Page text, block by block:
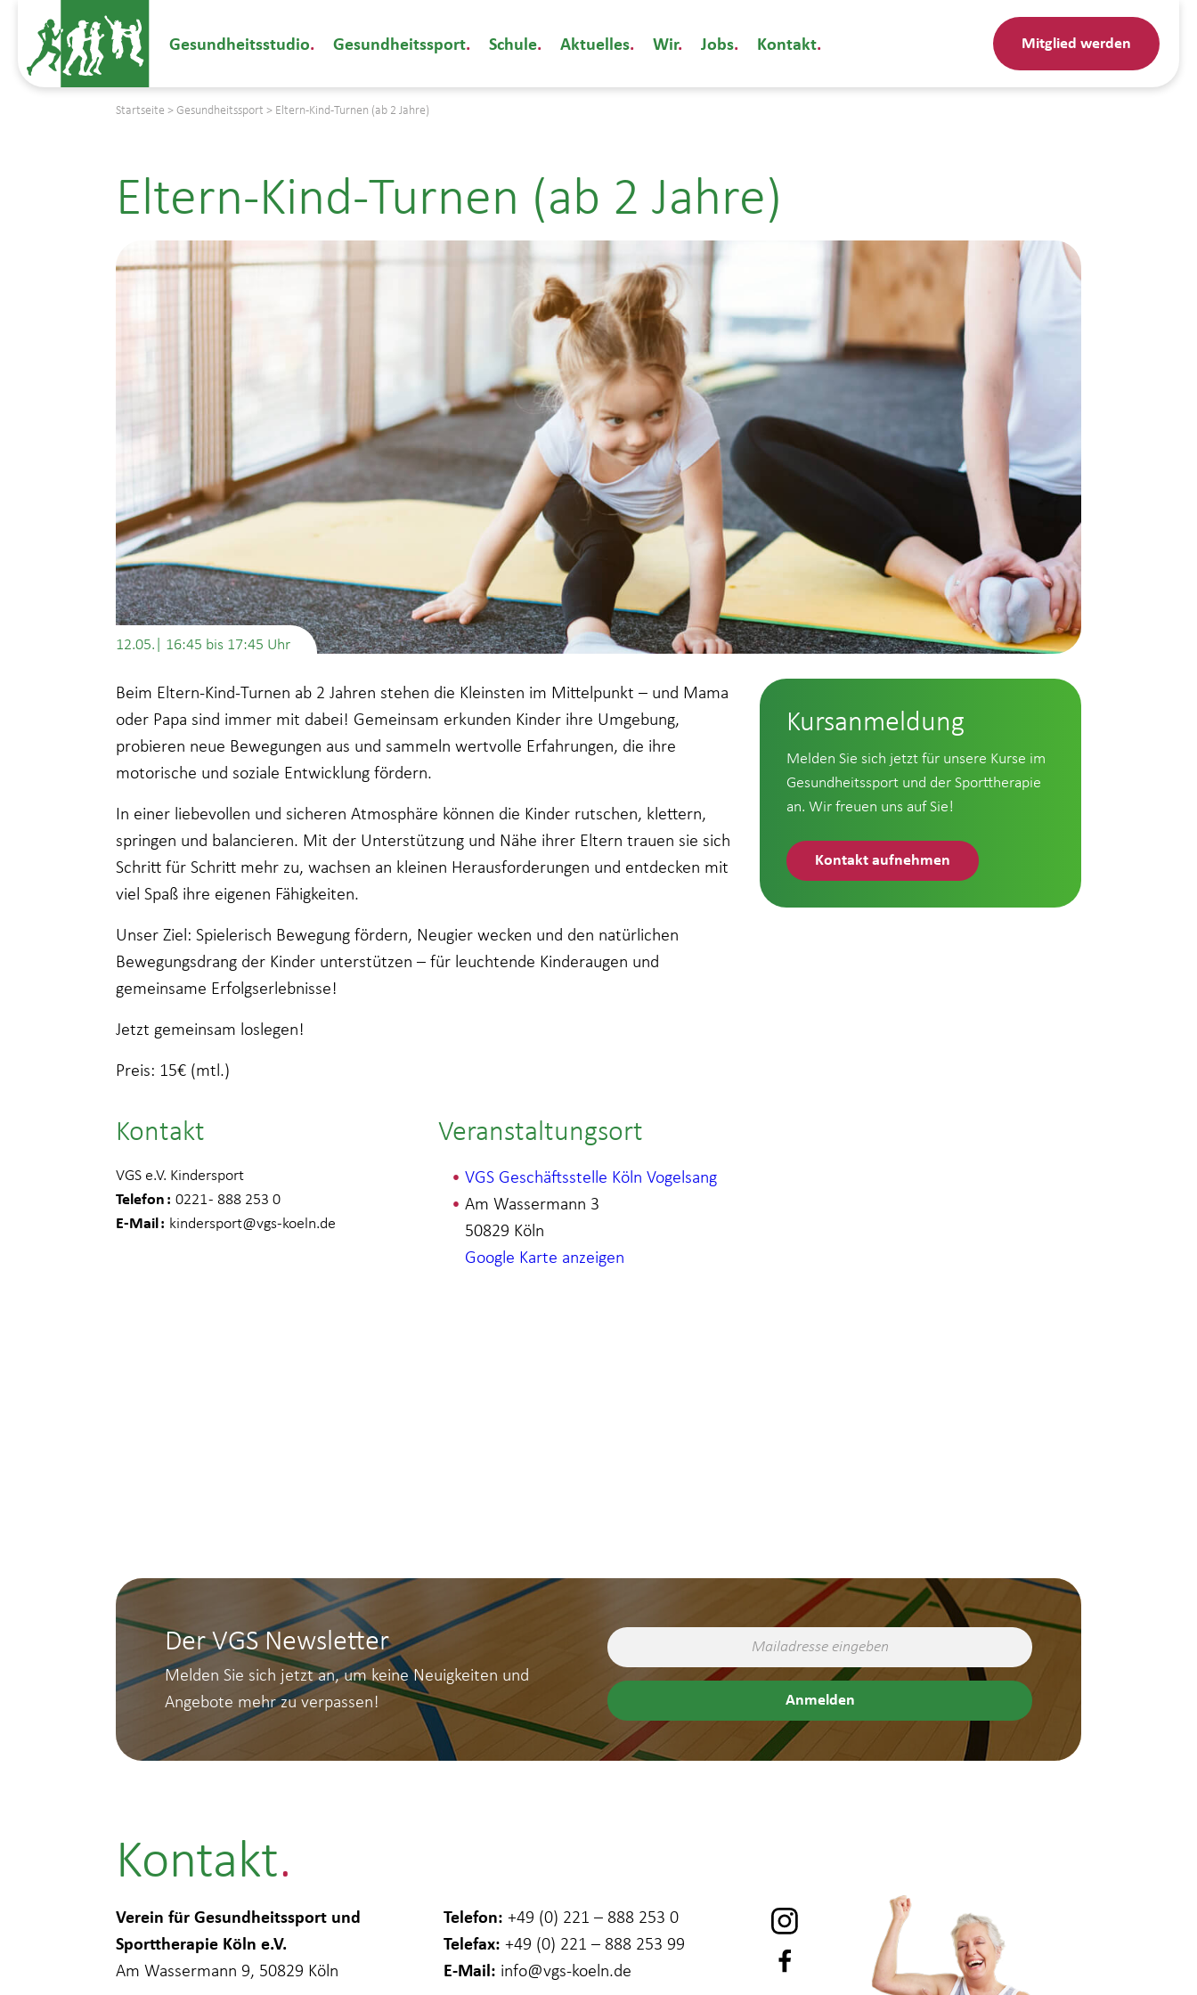
Gesundheitsstudio Gesundheitssport Schule Aktuelles Wir Jobs Kontakt Mitglied werden
Startseite > Gesundheitssport > Eltern-Kind-Turnen (ab 2 Jahre)
Eltern-Kind-Turnen (ab 2 Jahre)
12.05.| 16:45 bis 17:45
Beim Eltern-Kind-Turnen ab 2 Jahren stehen die Kleinsten im Mittelpunkt – und Mama
oder Papa sind immer mit dabei! Gemeinsam erkunden Kinder ihre Umgebung,
probieren neue Bewegungen aus und sammeln wertvolle Erfahrungen, die ihre
motorische und soziale Entwicklung fördern.
In einer liebevollen und sicheren Atmosphäre können die Kinder rutschen, klettern,
springen und balancieren. Mit der Unterstützung und Nähe ihrer Eltern trauen sie sich
Schritt für Schritt mehr zu, wachsen an kleinen Herausforderungen und entdecken mit
viel Spaß ihre eigenen Fähigkeiten.
Unser Ziel: Spielerisch Bewegung fördern, Neugier wecken und den natürlichen
Bewegungsdrang der Kinder unterstützen – für leuchtende Kinderaugen und
gemeinsame Erfolgserlebnisse!
Jetzt gemeinsam loslegen!
Preis: 15€ (mtl.)
Kursanmeldung
Melden Sie sich jetzt für unsere Kurse im
Gesundheitssport und der Sporttherapie
an. Wir freuen uns auf Sie!
Kontakt aufnehmen
Kontakt
VGS e.V. Kindersport
Telefon 0221 - 888 253 0
E-Mail kindersport@vgs-koeln.de
Veranstaltungsort
VGS Geschäftsstelle Köln Vogelsang
Am Wassermann 3
Köln
50829
Google Karte anzeigen
Der VGS Newsletter
Melden Sie sich jetzt an, um keine Neuigkeiten und
Angebote mehr zu verpassen!
Kontakt
Verein für Gesundheitssport und
Sporttherapie Köln e.V.
Am Wassermann 9, 50829 Köln
Telefon: +49 (0) 221 – 888 253 0
Telefax: +49 (0) 221 – 888 253 99
E-Mail: info@vgs-koeln.de